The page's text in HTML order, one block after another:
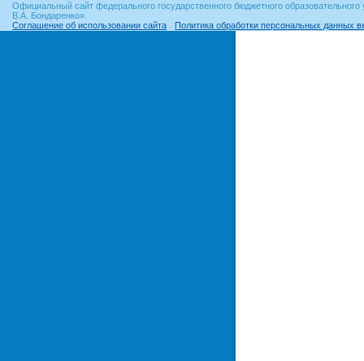
Официальный сайт федерального государственного бюджетного
В.А. Бондаренко».
Соглашение об использовании сайта
Политика обработки персональных данных